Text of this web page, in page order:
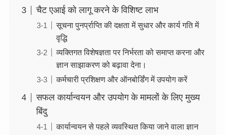
चैट एआई को लागू करने के विशिष्ट लाभ
सूचना पुनर्प्राप्ति की दक्षता में सुधार और कार्य गति में
वृद्धि
व्यक्तिगत विशेषज्ञता पर निर्भरता को समाप्त करना और
ज्ञान साझाकरण को बढ़ावा देना।
कर्मचारी प्रशिक्षण और ऑनबोर्डिंग में उपयोग करें
सफल कार्यान्वयन और उपयोग के मामलों के लिए मुख्य
बिंदु
कार्यान्वयन से पहले व्यवस्थित किया जाने वाला ज्ञान